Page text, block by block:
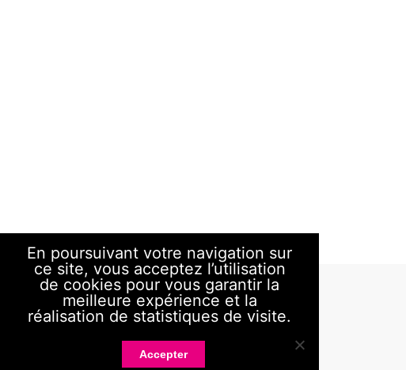
En poursuivant votre navigation sur
ce site, vous acceptez l’utilisation
de cookies pour vous garantir la
meilleure expérience et la
réalisation de statistiques de visite.
Accepter